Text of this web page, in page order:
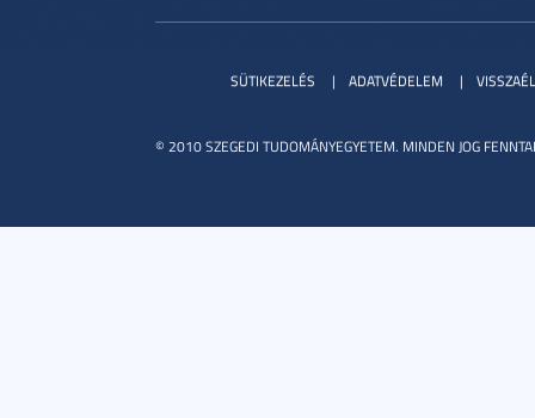
© 2010 SZEGEDI TUDOMÁNYEGYETEM. MINDEN JOG
SÜTIKEZELÉS ADATVÉDELEM